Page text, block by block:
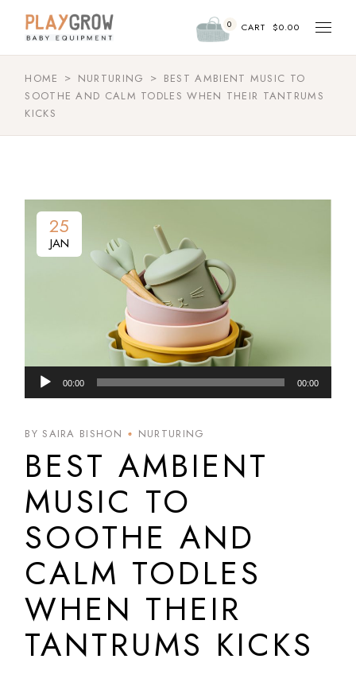
0 CART $0.00
HOME NURTURING
BEST AMBIENT MUSIC TO
SOOTHE AND CALM TODLES WHEN THEIR TANTRUMS
KICKS
Audio
Player
00:00 00:00
25
JAN
BY SAIRA BISHON NURTURING
BEST AMBIENT
MUSIC TO
SOOTHE AND
CALM TODLES
WHEN THEIR
TANTRUMS KICKS